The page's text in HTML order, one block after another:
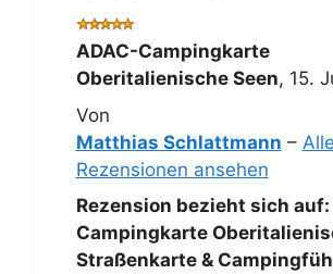
ADAC-Campingkarte
Oberitalienische Seen, 15.
Von
Matthias Schlattmann –
Rezensionen ansehen
Rezension bezieht sich auf:
Campingkarte
Straßenkarte &